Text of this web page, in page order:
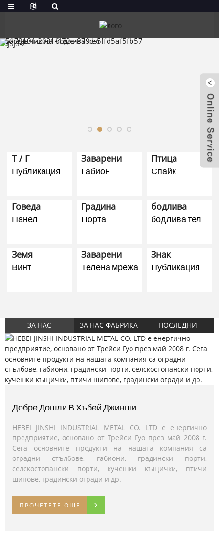
Т / Г
Публикация
Заварени
Габион
Птица
Спайк
Говеда
Панел
Градина
Порта
бодлива
бодлива тел
Земя
Винт
Заварени
Телена мрежа
Знак
Публикация
Добре Дошли В Хъбей Джинши
HEBEI JINSHI INDUSTRIAL METAL CO. LTD е енергично
предприятие, основано от Трейси Гуо през май 2008 г.
Сега основните продукти на нашата компания са
оградни стълбове, габиони, градински порти,
селскостопански порти, кучешки къщички, птичи
шипове, градински огради и др.
ПРОЧЕТЕТЕ ОЩЕ
Отлично Качество
Всички наши продукти са произведени по
международната система за качество ISO9001, ISO14001,
сертификати SGS, CE и BSCI, а сертификатите за
квалифициран доставчик потвърждават нашата
позиция на местния пазар.
ПРОЧЕТЕТЕ ОЩЕ
Новини На HB JINSHI
HEBEI JINSHI INDUSTRIAL METAL CO., LTD, професионален
производител на огради, Ви кани да посетите нашия
щанд на Big 5 Construct South Africa 2026 – водещо
регионално строително изложение. Щанд: HALL5 5-158,
Дата: 9-11 юни 2026 г.
ПРОЧЕТЕТЕ ОЩЕ
ЗА НАС ЗА НАС ФАБРИКА
ПОСЛЕДНИ
НОВИНИ